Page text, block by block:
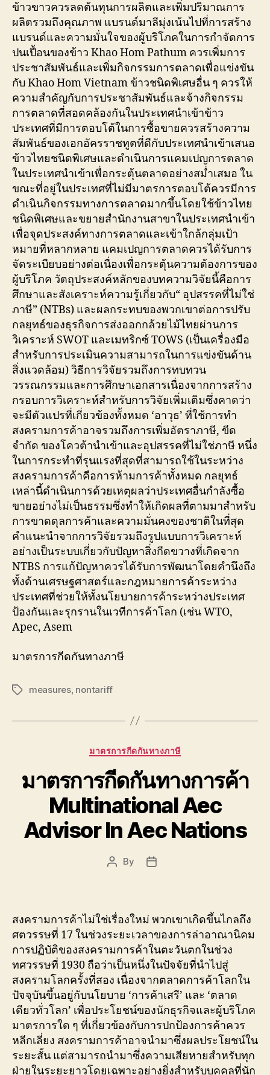
ข้าวขาวควรลดต้นทุนการผลิตและเพิ่มปริมาณการ
ผลิตรวมถึงคุณภาพ แบรนด์มาลีมุ่งเน้นไปที่การสร้าง
แบรนด์และความมั่นใจของผู้บริโภคในการกำจัดการ
ปนเปื้อนของข้าว Khao Hom Pathum ควรเพิ่มการ
ประชาสัมพันธ์และเพิ่มกิจกรรมการตลาดเพื่อแข่งขัน
กับ Khao Hom Vietnam ข้าวชนิดพิเศษอื่น ๆ ควรให้
ความสำคัญกับการประชาสัมพันธ์และจ้างกิจกรรม
การตลาดที่สอดคล้องกันในประเทศนำเข้าข้าว
ประเทศที่มีการตอบโต้ในการซื้อขายควรสร้างความ
สัมพันธ์ของเอกอัครราชทูตที่ดีกับประเทศนำเข้าเสนอ
ข้าวไทยชนิดพิเศษและดำเนินการแคมเปญการตลาด
ในประเทศนำเข้าเพื่อกระตุ้นตลาดอย่างสม่ำเสมอ ใน
ขณะที่อยู่ในประเทศที่ไม่มีมาตรการตอบโต้ควรมีการ
ดำเนินกิจกรรมทางการตลาดมากขึ้นโดยใช้ข้าวไทย
ชนิดพิเศษและขยายสำนักงานสาขาในประเทศนำเข้า
เพื่อจุดประสงค์ทางการตลาดและเข้าใกล้กลุ่มเป้า
หมายที่หลากหลาย แคมเปญการตลาดควรได้รับการ
จัดระเบียบอย่างต่อเนื่องเพื่อกระตุ้นความต้องการของ
ผู้บริโภค วัตถุประสงค์หลักของบทความวิจัยนี้คือการ
ศึกษาและสังเคราะห์ความรู้เกี่ยวกับ“ อุปสรรคที่ไม่ใช่
ภาษี” (NTBs) และผลกระทบของพวกเขาต่อการปรับ
กลยุทธ์ของธุรกิจการส่งออกกล้วยไม้ไทยผ่านการ
วิเคราะห์ SWOT และเมทริกซ์ TOWS (เป็นเครื่องมือ
สำหรับการประเมินความสามารถในการแข่งขันด้าน
สิ่งแวดล้อม) วิธีการวิจัยรวมถึงการทบทวน
วรรณกรรมและการศึกษาเอกสารเนื่องจากการสร้าง
กรอบการวิเคราะห์สำหรับการวิจัยเพิ่มเติมซึ่งคาดว่า
จะมีตัวแปรที่เกี่ยวข้องทั้งหมด ‘อาวุธ’ ที่ใช้การทำ
สงครามการค้าอาจรวมถึงการเพิ่มอัตราภาษี, ขีด
จำกัด ของโควต้านำเข้าและอุปสรรคที่ไม่ใช่ภาษี หนึ่ง
ในการกระทำที่รุนแรงที่สุดที่สามารถใช้ในระหว่าง
สงครามการค้าคือการห้ามการค้าทั้งหมด กลยุทธ์
เหล่านี้ดำเนินการด้วยเหตุผลว่าประเทศอื่นกำลังซื้อ
ขายอย่างไม่เป็นธรรมซึ่งทำให้เกิดผลที่ตามมาสำหรับ
การขาดดุลการค้าและความมั่นคงของชาติในที่สุด
คำแนะนำจากการวิจัยรวมถึงรูปแบบการวิเคราะห์
อย่างเป็นระบบเกี่ยวกับปัญหาสิ่งกีดขวางที่เกิดจาก
NTBS การแก้ปัญหาควรได้รับการพัฒนาโดยคำนึงถึง
ทั้งด้านเศรษฐศาสตร์และกฎหมายการค้าระหว่าง
ประเทศที่ช่วยให้ทั้งนโยบายการค้าระหว่างประเทศ
ป้องกันและรุกรานในเวทีการค้าโลก (เช่น WTO,
Apec, Asem
มาตรการกีดกันทางภาษี
Tagsmeasures, nontariff
Categories
มาตรการกีดกันทางภาษี
มาตรการกีดกันทางการค้า
Multinational Aec
Advisor In Aec Nations
Post
By
Post
สงครามการค้าไม่ใช่เรื่องใหม่ พวกเขาเกิดขึ้นไกลถึง
ศตวรรษที่ 17 ในช่วงระยะเวลาของการล่าอาณานิคม
การปฏิบัติของสงครามการค้าในตะวันตกในช่วง
ทศวรรษที่ 1930 ถือว่าเป็นหนึ่งในปัจจัยที่นำไปสู่
สงครามโลกครั้งที่สอง เนื่องจากตลาดการค้าโลกใน
ปัจจุบันขึ้นอยู่กับนโยบาย ‘การค้าเสรี’ และ ‘ตลาด
เดียวทั่วโลก’ เพื่อประโยชน์ของนักธุรกิจและผู้บริโภค
มาตรการใด ๆ ที่เกี่ยวข้องกับการปกป้องการค้าควร
หลีกเลี่ยง สงครามการค้าอาจนำมาซึ่งผลประโยชน์ใน
ระยะสั้น แต่สามารถนำมาซึ่งความเสียหายสำหรับทุก
ฝ่ายในระยะยาวโดยเฉพาะอย่างยิ่งสำหรับบุคคลที่นัก